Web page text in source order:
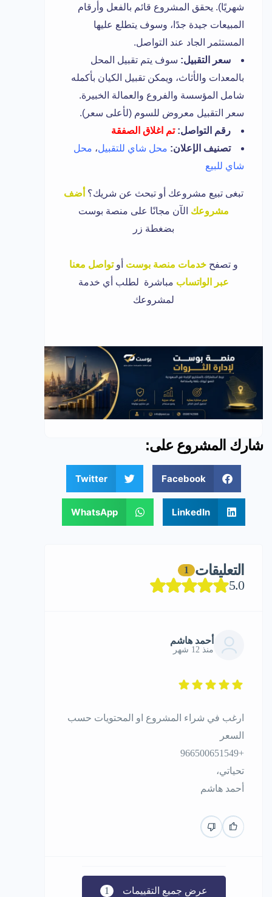
شهريًا). يحقق المشروع قائم بالفعل وأرقام
المبيعات جيدة جدًا، وسوف يتطلع عليها
المستثمر الجاد عند التواصل.
سعر التقبيل: سوف يتم تقبيل المحل
بالمعدات والأثاث، ويمكن تقبيل الكيان بأكمله
شامل المؤسسة والفروع والعمالة الخبيرة.
سعر التقبيل معروض للسوم (لأعلى سعر).
رقم التواصل: تم اغلاق الصفقة
تصنيف الإعلان: محل شاي للتقبيل، محل
شاي للبيع
تبغى تبيع مشروعك أو تبحث عن شريك؟ أضف
مشروعك الآن مجانًا على منصة بوست
بضغطة زر
و تصفح خدمات منصة بوست أو تواصل معنا
عبر الواتساب مباشرة لطلب أي خدمة
لمشروعك
شارك المشروع على:
Facebook
Twitter
LinkedIn
WhatsApp
التعليقات 1
5.0
أحمد هاشم
منذ 12 شهر
ارغب في شراء المشروع او المحتويات حسب
السعر
+966500651549
تحياتي،
أحمد هاشم
عرض جميع التقييمات 1